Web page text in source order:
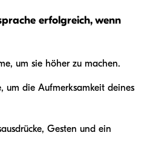
erfolgreich, wenn
um sie höher zu machen.
um die Aufmerksamkeit deines
Gesten und ein